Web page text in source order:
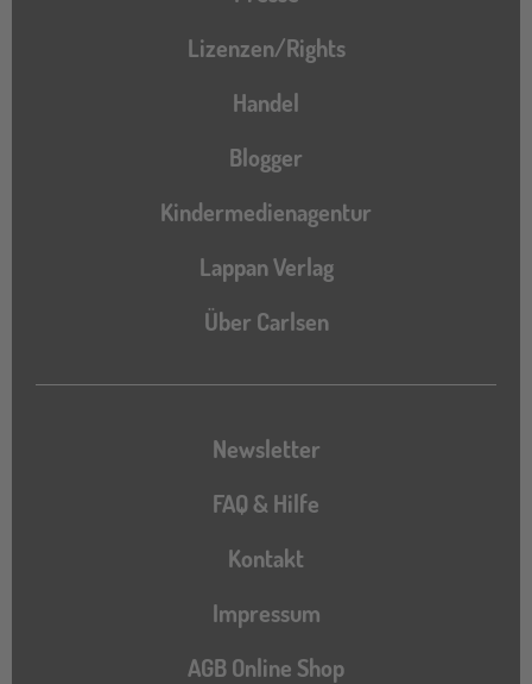
Lizenzen/Rights
Handel
Blogger
Kindermedienagentur
Lappan Verlag
Über Carlsen
Newsletter
FAQ & Hilfe
Kontakt
Impressum
AGB Online Shop